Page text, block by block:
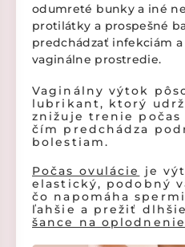
odumreté bunky a iné
protilátky a prospešné
predchádzať infekciám a
vaginálne prostredie.
Vaginálny výtok
lubrikant, ktorý
znižuje trenie
čím predchádza
bolestiam.
Počas ovulácie
je
elastický, podobný
čo napomáha
ľahšie a prežiť
šance na